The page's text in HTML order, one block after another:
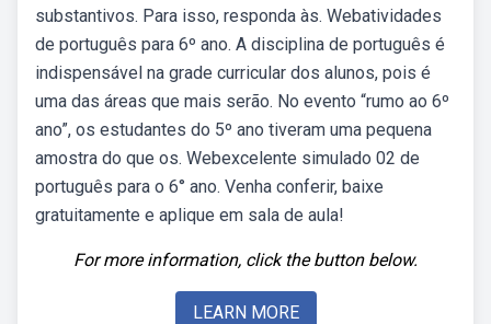
substantivos. Para isso, responda às. Webatividades
de português para 6º ano. A disciplina de português é
indispensável na grade curricular dos alunos, pois é
uma das áreas que mais serão. No evento “rumo ao 6º
ano”, os estudantes do 5º ano tiveram uma pequena
amostra do que os. Webexcelente simulado 02 de
português para o 6° ano. Venha conferir, baixe
gratuitamente e aplique em sala de aula!
For more information, click the button below.
LEARN MORE